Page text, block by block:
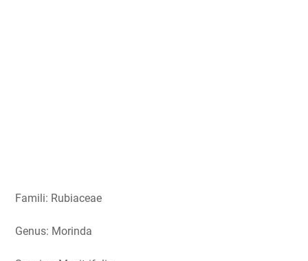
Famili: Rubiaceae
Genus: Morinda